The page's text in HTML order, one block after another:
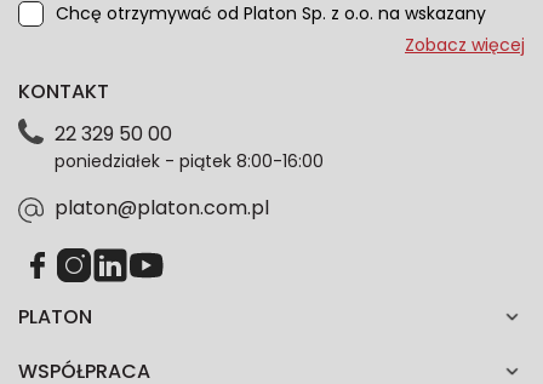
Chcę otrzymywać od Platon Sp. z o.o. na wskazany
przeze mnie adres e-mail informacje marketingowe
dotyczące danych osobowych znajdziesz w naszej
każdym czasie. Wycofanie zgody nie wpłynie na
zgodność z prawem przetwarzania dokonanego przed
Zobacz więcej
PLATON
WSPÓŁPRACA
KONTAKT
22 329 50 00
poniedziałek - piątek 8:00-16:00
platon@platon.com.pl